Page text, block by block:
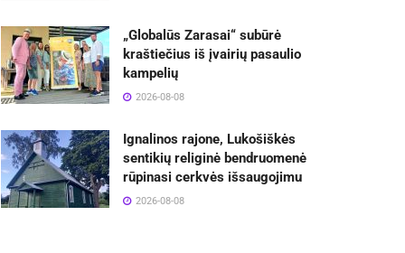
„Globalūs Zarasai“ subūrė
kraštiečius iš įvairių pasaulio
kampelių
2026-08-08
Ignalinos rajone, Lukošiškės
sentikių religinė bendruomenė
rūpinasi cerkvės išsaugojimu
2026-08-08